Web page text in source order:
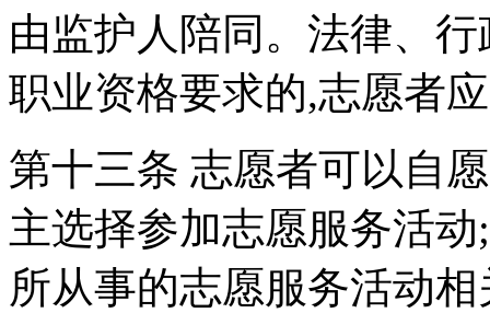
由监护人陪同。法律、
职业资格要求的,志愿者
第十三条 志愿者可以自
主选择参加志愿服务活
所从事的志愿服务活动